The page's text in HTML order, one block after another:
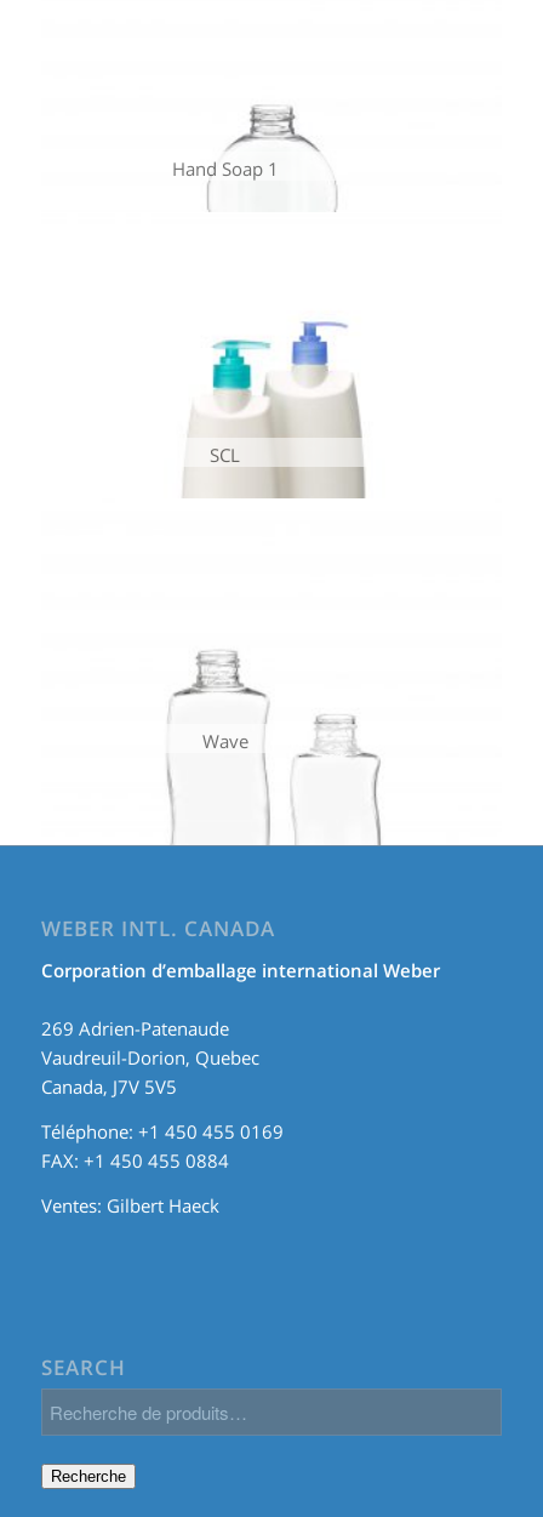
Hand Soap 1
SCL
Wave
WEBER INTL. CANADA
Corporation d’emballage international Weber
269 Adrien-Patenaude
Vaudreuil-Dorion, Quebec
Canada, J7V 5V5
Téléphone: +1 450 455 0169
FAX: +1 450 455 0884
Ventes: Gilbert Haeck
SEARCH
Recherche